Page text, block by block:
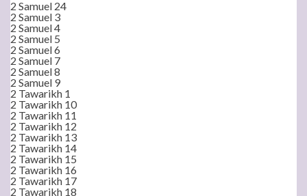
2 Samuel 24
2 Samuel 3
2 Samuel 4
2 Samuel 5
2 Samuel 6
2 Samuel 7
2 Samuel 8
2 Samuel 9
2 Tawarikh 1
2 Tawarikh 10
2 Tawarikh 11
2 Tawarikh 12
2 Tawarikh 13
2 Tawarikh 14
2 Tawarikh 15
2 Tawarikh 16
2 Tawarikh 17
2 Tawarikh 18